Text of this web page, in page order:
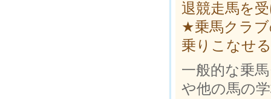
退競走馬を
★乗馬クラブ
乗りこなせ
一般的な乗
や他の馬の